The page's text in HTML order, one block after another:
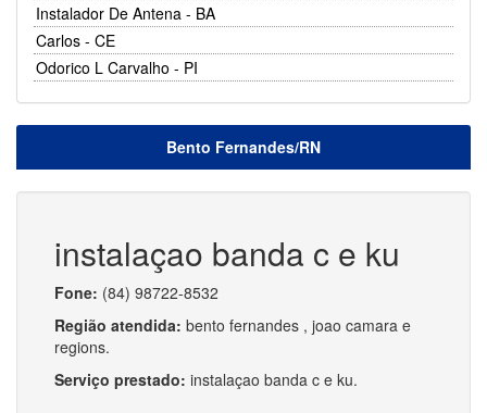
Instalador De Antena - BA
Carlos - CE
Odorico L Carvalho - PI
Bento Fernandes/RN
instalaçao banda c e ku
Fone: (84) 98722-8532
Região atendida: bento fernandes , joao camara e
regions.
Serviço prestado: instalaçao banda c e ku.